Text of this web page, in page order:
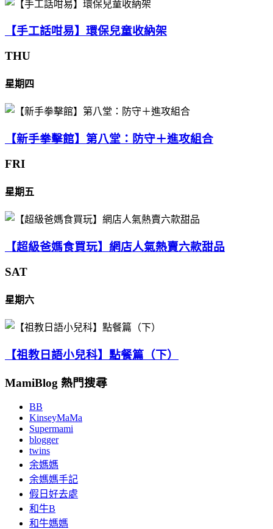
【手工話咁易】環保兒童收納架
THU
星期四
【新手拳擊館】第八堂：防守＋進攻組合
FRI
星期五
【超級爸媽食買玩】網店人氣熱賣六款甜品
SAT
星期六
【祖教日語小兒科】點餐篇（下）
MamiBlog 熱門搜尋
BB
KinseyMaMa
Supermami
blogger
twins
余媽媽
余媽媽手記
假日好去處
和牛B
和牛媽媽